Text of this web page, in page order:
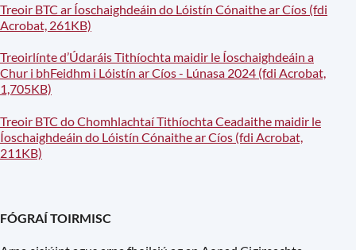
Treoir BTC ar Íoschaighdeáin do Lóistín Cónaithe ar Cíos (fdi
Acrobat, 261KB)
Treoirlínte d’Údaráis Tithíochta maidir le Íoschaighdeáin a
Chur i bhFeidhm i Lóistín ar Cíos - Lúnasa 2024 (fdi Acrobat,
1,705KB)
Treoir BTC do Chomhlachtaí Tithíochta Ceadaithe maidir le
Íoschaighdeáin do Lóistín Cónaithe ar Cíos (fdi Acrobat,
211KB)
FÓGRAÍ TOIRMISC